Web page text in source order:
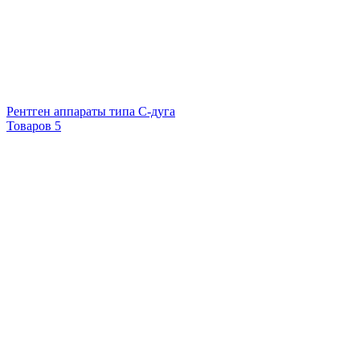
Рентген аппараты типа С-дуга
Товаров 5